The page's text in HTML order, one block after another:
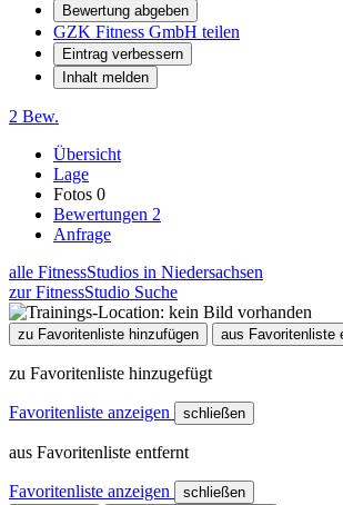
Bewertung abgeben
GZK Fitness GmbH teilen
Eintrag verbessern
Inhalt melden
2 Bew.
Übersicht
Lage
Fotos 0
Bewertungen 2
Anfrage
alle FitnessStudios in Niedersachsen
zur FitnessStudio Suche
zu Favoritenliste hinzufügen aus Favoritenliste
zu Favoritenliste hinzugefügt
Favoritenliste anzeigen schließen
aus Favoritenliste entfernt
Favoritenliste anzeigen
schließen